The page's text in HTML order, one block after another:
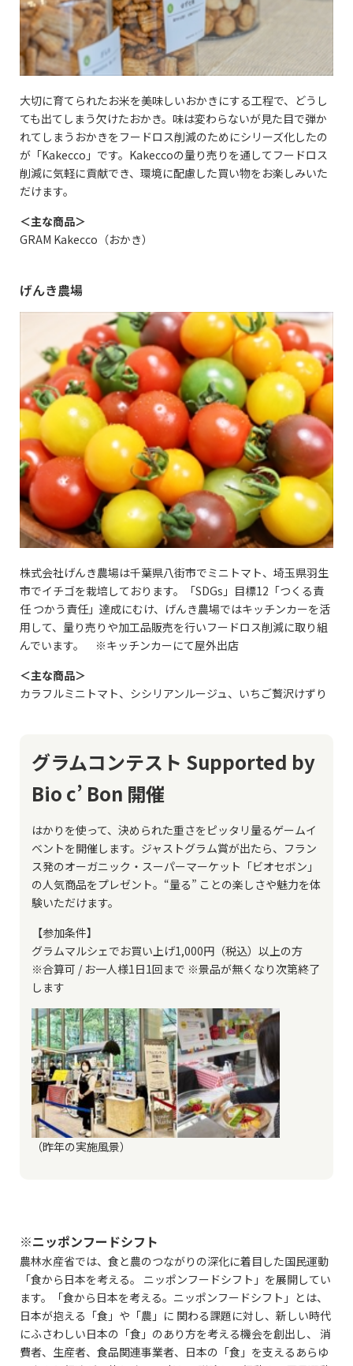
大切に育てられたお米を美味しいおかきにする工程で、どうし
ても出てしまう欠けたおかき。味は変わらないが見た目で弾か
れてしまうおかきをフードロス削減のためにシリーズ化したの
が「Kakecco」です。Kakeccoの量り売りを通してフードロス
削減に気軽に貢献でき、環境に配慮した買い物をお楽しみいた
だけます。
＜主な商品＞
GRAM Kakecco （おかき）
げんき農場
株式会社げんき農場は千葉県八街市でミニトマト、埼玉県羽生
市でイチゴを栽培しております。「SDGs」目標12「つくる責
任 つかう責任」達成にむけ、げんき農場ではキッチンカーを活
用して、量り売りや加工品販売を行いフードロス削減に取り組
んでいます。 ※キッチンカーにて屋外出店
＜主な商品＞
カラフルミニトマト、シシリアンルージュ、いちご贅沢けずり
グラムコンテスト Supported by
Bio c’ Bon 開催
はかりを使って、決められた重さをピッタリ量るゲームイ
ベントを開催します。ジャストグラム賞が出たら、フラン
ス発のオーガニック・スーパーマーケット「ビオセボン」
の人気商品をプレゼント。“量る” ことの楽しさや魅力を体
験いただけます。
【参加条件】
グラムマルシェでお買い上げ1,000円（税込）以上の方
※合算可 / お一人様1日1回まで ※景品が無くなり次第終了
します
（昨年の実施風景）
※ニッポンフードシフト
農林水産省では、食と農のつながりの深化に着目した国民運動
「食から日本を考える。 ニッポンフードシフト」を展開してい
ます。「食から日本を考える。ニッポンフードシフト」とは、
日本が抱える「食」や「農」に 関わる課題に対し、新しい時代
にふさわしい日本の「食」のあり方を考える機会を創出し、 消
費者、生産者、食品関連事業者、日本の「食」を支えるあらゆ